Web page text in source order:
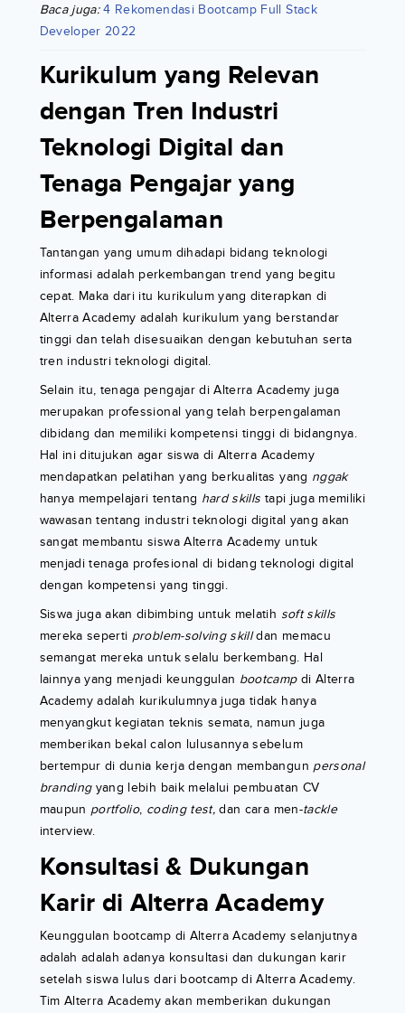
Baca juga: 4 Rekomendasi Bootcamp Full Stack
Developer 2022
Kurikulum yang Relevan
dengan Tren Industri
Teknologi Digital dan
Tenaga Pengajar yang
Berpengalaman
Tantangan yang umum dihadapi bidang teknologi
informasi adalah perkembangan trend yang begitu
cepat. Maka dari itu kurikulum yang diterapkan di
Alterra Academy adalah kurikulum yang berstandar
tinggi dan telah disesuaikan dengan kebutuhan serta
tren industri teknologi digital.
Selain itu, tenaga pengajar di Alterra Academy juga
merupakan professional yang telah berpengalaman
dibidang dan memiliki kompetensi tinggi di bidangnya.
Hal ini ditujukan agar siswa di Alterra Academy
mendapatkan pelatihan yang berkualitas yang nggak
hanya mempelajari tentang hard skills tapi juga memiliki
wawasan tentang industri teknologi digital yang akan
sangat membantu siswa Alterra Academy untuk
menjadi tenaga profesional di bidang teknologi digital
dengan kompetensi yang tinggi.
Siswa juga akan dibimbing untuk melatih soft skills
mereka seperti problem-solving skilldan memacu
semangat mereka untuk selalu berkembang. Hal
lainnya yang menjadi keunggulan bootcampdi Alterra
Academy adalah kurikulumnya juga tidak hanya
menyangkut kegiatan teknis semata, namun juga
memberikan bekal calon lulusannya sebelum
bertempur di dunia kerja dengan membangun personal
brandingyang lebih baik melalui pembuatan CV
maupun portfolio, coding test, dan cara men-tackle
interview.
Konsultasi & Dukungan
Karir di Alterra Academy
Keunggulan bootcamp di Alterra Academy selanjutnya
adalah adalah adanya konsultasi dan dukungan karir
setelah siswa lulus dari bootcamp di Alterra Academy.
Tim Alterra Academy akan memberikan dukungan